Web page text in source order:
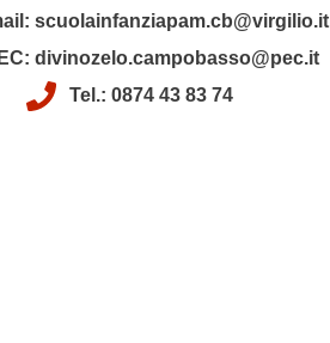
scuolainfanziapam.cb@virgilio.it
divinozelo.campobasso@pec.it
Tel.: 0874 43 83 74